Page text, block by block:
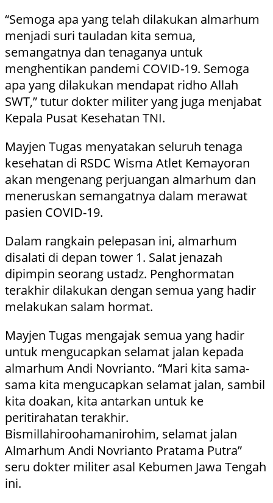
“Semoga apa yang telah dilakukan almarhum
menjadi suri tauladan kita semua,
semangatnya dan tenaganya untuk
menghentikan pandemi COVID-19. Semoga
apa yang dilakukan mendapat ridho Allah
SWT,” tutur dokter militer yang juga menjabat
Kepala Pusat Kesehatan TNI.
Mayjen Tugas menyatakan seluruh tenaga
kesehatan di RSDC Wisma Atlet Kemayoran
akan mengenang perjuangan almarhum dan
meneruskan semangatnya dalam merawat
pasien COVID-19.
Dalam rangkain pelepasan ini, almarhum
disalati di depan tower 1. Salat jenazah
dipimpin seorang ustadz. Penghormatan
terakhir dilakukan dengan semua yang hadir
melakukan salam hormat.
Mayjen Tugas mengajak semua yang hadir
untuk mengucapkan selamat jalan kepada
almarhum Andi Novrianto. “Mari kita sama-
sama kita mengucapkan selamat jalan, sambil
kita doakan, kita antarkan untuk ke
peritirahatan terakhir.
Bismillahiroohamanirohim, selamat jalan
Almarhum Andi Novrianto Pratama Putra”
seru dokter militer asal Kebumen Jawa Tengah
ini.